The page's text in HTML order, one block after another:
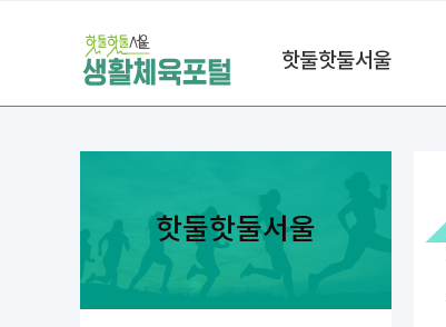
핫둘핫둘서울
핫둘핫둘서울